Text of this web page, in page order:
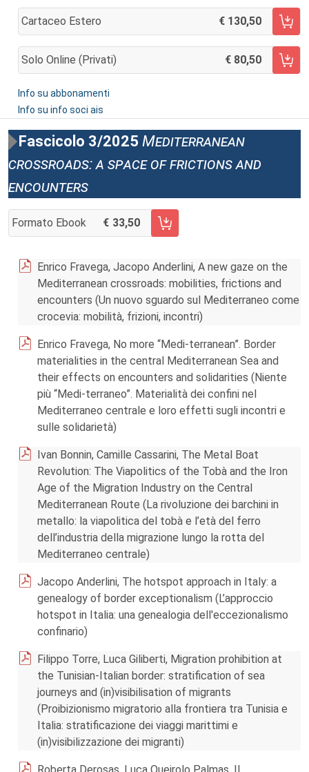
Cartaceo Estero 130,50
AGGIUNGI AL CARRELLO
Solo Online (privati) 80,50
AGGIUNGI AL CARRELLO
Info su abbonamenti
Info su info soci ais
Fascicolo 3/2025 Mediterranean
crossroads: a space of frictions and
encounters
Formato Ebook 33,50
AGGIUNGI AL CARRELLO FASCICOLO 3/2025
Enrico Fravega, Jacopo Anderlini, A new gaze on the
Mediterranean crossroads: mobilities, frictions and
encounters (Un nuovo sguardo sul Mediterraneo come
crocevia: mobilità, frizioni, incontri)
Enrico Fravega, No more “Medi-terranean”. Border
materialities in the central Mediterranean Sea and
their effects on encounters and solidarities (Niente
più “Medi-terraneo”. Materialità dei confini nel
Mediterraneo centrale e loro effetti sugli incontri e
sulle solidarietà)
Ivan Bonnin, Camille Cassarini, The Metal Boat
Revolution: The Viapolitics of the Tobà and the Iron
Age of the Migration Industry on the Central
Mediterranean Route (La rivoluzione dei barchini in
metallo: la viapolitica del tobà e l’età del ferro
dell’industria della migrazione lungo la rotta del
Mediterraneo centrale)
Jacopo Anderlini, The hotspot approach in Italy: a
genealogy of border exceptionalism (L’approccio
hotspot in Italia: una genealogia dell'eccezionalismo
confinario)
Filippo Torre, Luca Giliberti, Migration prohibition at
the Tunisian-Italian border: stratification of sea
journeys and (in)visibilisation of migrants
(Proibizionismo migratorio alla frontiera tra Tunisia e
Italia: stratificazione dei viaggi marittimi e
(in)visibilizzazione dei migranti)